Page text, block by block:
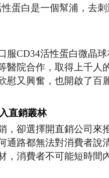
蛋白是一個幫浦，去
服CD34活性蛋白微晶
醫院合作，取得上千人
慰又興奮，也開啟了
直銷叢林
，卻選擇開直銷公司來
通路都無法對消費者說
，消費者不可能短時間